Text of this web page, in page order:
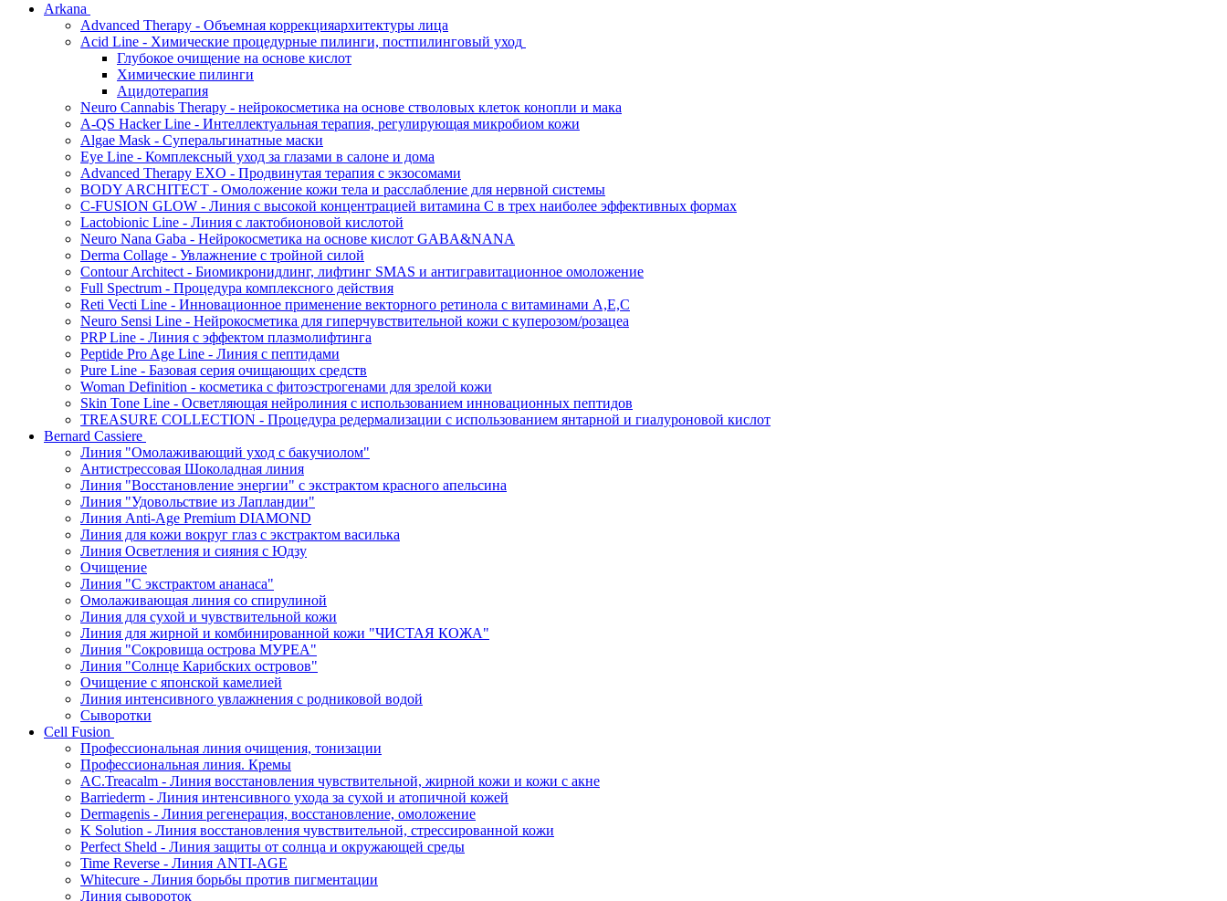
Arkana
Advanced Therapy - Объемная коррекцияархитектуры лица
Acid Line - Химические процедурные пилинги, постпилинговый уход
Глубокое очищение на основе кислот
Химические пилинги
Ацидотерапия
Neuro Cannabis Therapy - нейрокосметика на основе стволовых клеток конопли и мака
A-QS Hacker Line - Интеллектуальная терапия, регулирующая микробиом кожи
Algae Mask - Суперальгинатные маски
Eye Line - Комплексный уход за глазами в салоне и дома
Advanced Therapy EXO - Продвинутая терапия с экзосомами
BODY ARCHITECT - Омоложение кожи тела и расслабление для нервной системы
C-FUSION GLOW - Линия с высокой концентрацией витамина C в трех наиболее эффективных формах
Lactobionic Line - Линия с лактобионовой кислотой
Neuro Nana Gaba - Нейрокосметика на основе кислот GABA&NANA
Derma Collage - Увлажнение с тройной силой
Contour Architect - Биомикронидлинг, лифтинг SMAS и антигравитационное омоложение
Full Spectrum - Процедура комплексного действия
Reti Vecti Line - Инновационное применение векторного ретинола с витаминами A,Е,С
Neuro Sensi Line - Нейрокосметика для гиперчувствительной кожи с куперозом/розацеа
PRP Line - Линия с эффектом плазмолифтинга
Peptide Pro Age Line - Линия с пептидами
Pure Line - Базовая серия очищающих средств
Woman Definition - косметика с фитоэстрогенами для зрелой кожи
Skin Tone Line - Осветляющая нейролиния с использованием инновационных пептидов
TREASURE COLLECTION - Процедура редермализации с использованием янтарной и гиалуроновой кислот
Bernard Cassiere
Линия "Омолаживающий уход с бакучиолом"
Антистрессовая Шоколадная линия
Линия "Восстановление энергии" с экстрактом красного апельсина
Линия "Удовольствие из Лапландии"
Линия Anti-Age Premium DIAMOND
Линия для кожи вокруг глаз с экстрактом василька
Линия Осветления и сияния с Юдзу
Очищение
Линия "С экстрактом ананаса"
Омолаживающая линия со спирулиной
Линия для сухой и чувствительной кожи
Линия для жирной и комбинированной кожи "ЧИСТАЯ КОЖА"
Линия "Сокровища острова МУРЕА"
Линия "Солнце Карибских островов"
Очищение с японской камелией
Линия интенсивного увлажнения с родниковой водой
Сыворотки
Cell Fusion
Профессиональная линия очищения, тонизации
Профессиональная линия. Кремы
AC.Treacalm - Линия восстановления чувствительной, жирной кожи и кожи с акне
Barriederm - Линия интенсивного ухода за сухой и атопичной кожей
Dermagenis - Линия регенерация, восстановление, омоложение
K Solution - Линия восстановления чувствительной, стрессированной кожи
Perfect Sheld - Линия защиты от солнца и окружающей среды
Time Reverse - Линия ANTI-AGE
Whitecure - Линия борьбы против пигментации
Линия сывороток